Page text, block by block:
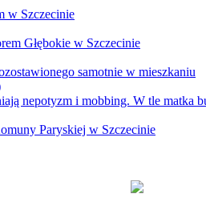
w Szczecinie
Głębokie w Szczecinie
samotnie w mieszkaniu
nepotyzm i mobbing. W tle matka
Paryskiej w Szczecinie